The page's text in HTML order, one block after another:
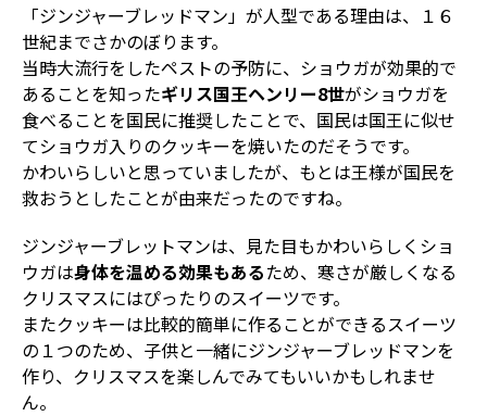
「ジンジャーブレッドマン」が人型である理由は、１６
世紀までさかのぼります。
当時大流行をしたペストの予防に、ショウガが効果的で
あることを知ったギリス国王ヘンリー8世がショウガを
食べることを国民に推奨したことで、国民は国王に似せ
てショウガ入りのクッキーを焼いたのだそうです。
かわいらしいと思っていましたが、もとは王様が国民を
救おうとしたことが由来だったのですね。
ジンジャーブレットマンは、見た目もかわいらしくショ
ウガは身体を温める効果もあるため、寒さが厳しくなる
クリスマスにはぴったりのスイーツです。
またクッキーは比較的簡単に作ることができるスイーツ
の１つのため、子供と一緒にジンジャーブレッドマンを
作り、クリスマスを楽しんでみてもいいかもしれませ
ん。